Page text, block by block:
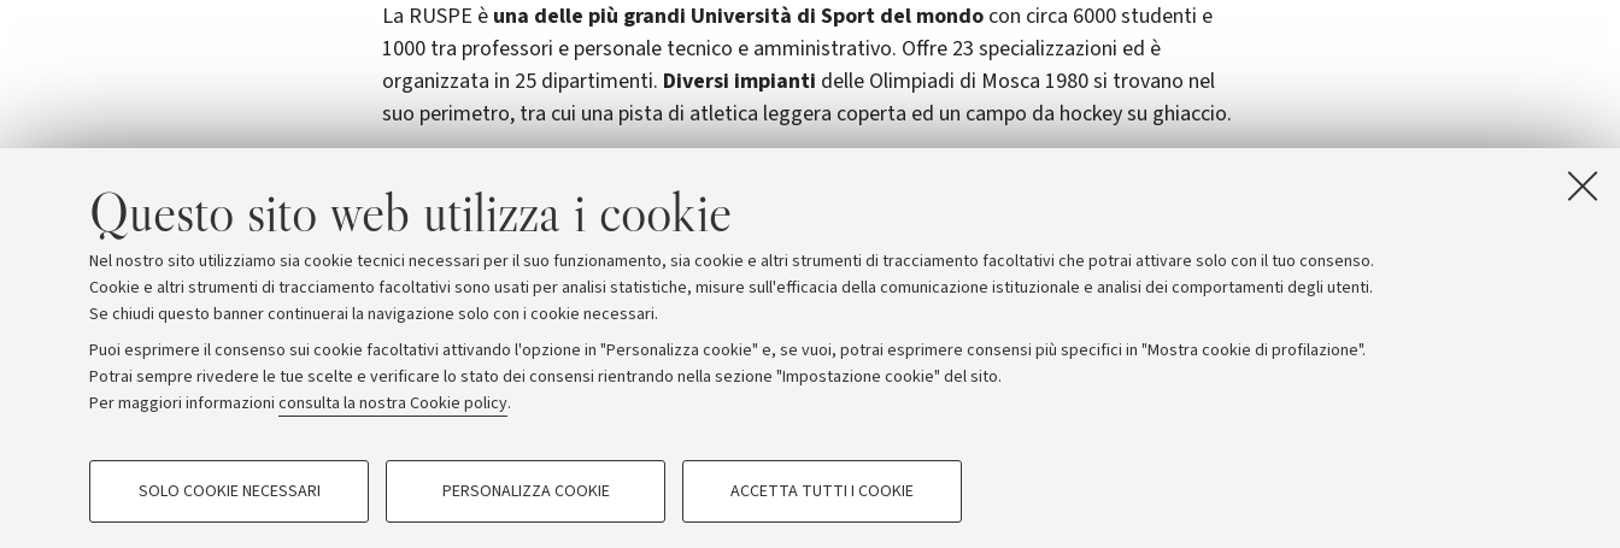
Questo sito web utilizza i cookie
Nel nostro sito utilizziamo sia cookie tecnici necessari per il suo funzionamento, sia cookie e altri strumenti di tracciamento facoltativi che potrai attivare solo con il tuo consenso.
Cookie e altri strumenti di tracciamento facoltativi sono usati per analisi statistiche, misure sull'efficacia della comunicazione istituzionale e analisi dei comportamenti degli utenti.
Se chiudi questo banner continuerai la navigazione solo con i cookie necessari.
Puoi esprimere il consenso sui cookie facoltativi attivando l'opzione in "Personalizza cookie" e, se vuoi, potrai esprimere consensi più specifici in "Mostra cookie di profilazione".
Potrai sempre rivedere le tue scelte e verificare lo stato dei consensi rientrando nella sezione "Impostazione cookie" del sito.
Per maggiori informazioni consulta la nostra Cookie policy.
COOKIE DI PROFILAZIONE - FACOLTATIVI COOKIE TECNICI - NECESSARI
SOLO COOKIE NECESSARI PERSONALIZZA COOKIE ACCETTA TUTTI I COOKIE
La RUSPE è una delle più grandi Università di Sport del mondo con circa 6000 studenti e
1000 tra professori e personale tecnico e amministrativo. Offre 23 specializzazioni ed è
organizzata in 25 dipartimenti. Diversi impianti delle Olimpiadi di Mosca 1980 si trovano nel
suo perimetro, tra cui una pista di atletica leggera coperta ed un campo da hockey su ghiaccio.
Medaglie Olimpiche di vari sport. La RUSPE rivestirà un ruolo di primo piano nelle
Archivio Comunicati stampa Redazione Rassegna stampa
© Copyright 2026 - ALMA MATER STUDIORUM - Università di Bologna - Via Zamboni, 33 - 40126 Bologna - PI: 01131710376 - CF: 80007010376
Privacy
Note legali Impostazioni Cookie